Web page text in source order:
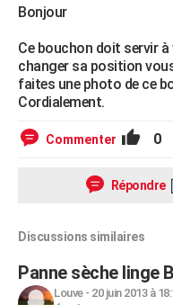
Bricolage
Lifestyle
Culture
Sport
Auto
Television
Voyage
Cinema
Bonjour
Ce bouchon doit servir
changer sa position
faites une photo de ce
Cordialement.
Commenter 0
Répondre
Discussions similaires
Panne sèche linge
Louve- 20 juin 2013 à